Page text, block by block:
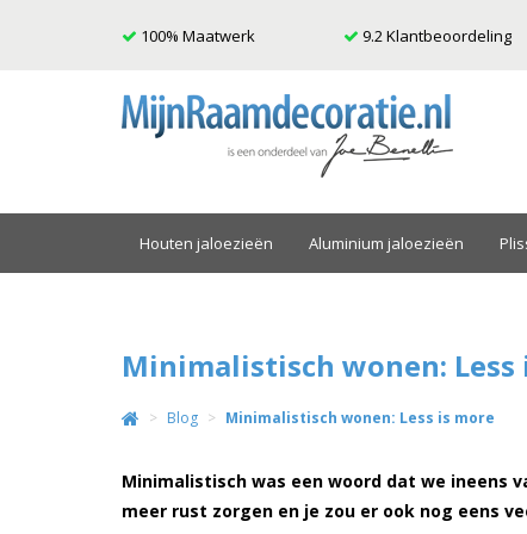
100% Maatwerk 9.2 Klantbeoordeling
Houten jaloezieën Aluminium jaloezieën
Minimalistisch wonen: Less
Blog Minimalistisch wonen: Less is more
Minimalistisch was een woord dat we ineens
meer rust zorgen en je zou er ook nog eens